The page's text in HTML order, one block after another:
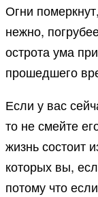
Огни
нежно,
острота ума
прошедшего
Если у вас
то не смейте
жизнь состоит
которых вы,
потому что